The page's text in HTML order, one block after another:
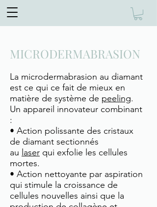
MICRODERMABRASION
La microdermabrasion au diamant
est ce qui ce fait de mieux en
matière de système de peeling.
Un appareil innovateur combinant
:
• Action polissante des cristaux
de diamant sectionnés
au laser qui exfolie les cellules
mortes.
• Action nettoyante par aspiration
qui stimule la croissance de
cellules nouvelles ainsi que la